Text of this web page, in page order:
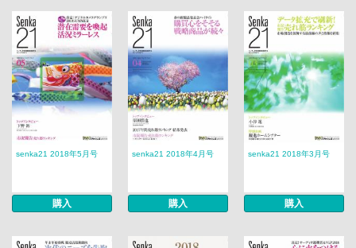
senka21 2018年5月号
購入
senka21 2018年4月号
購入
senka21 2018年3月号
購入